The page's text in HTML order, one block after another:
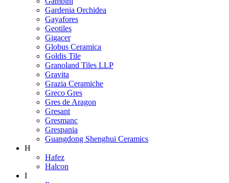
Gardenia Orchidea
Gayafores
Geotiles
Gigacer
Globus Ceramica
Goldis Tile
Granoland Tiles LLP
Gravita
Grazia Ceramiche
Greco Gres
Gres de Aragon
Gresant
Gresmanc
Grespania
Guangdong Shenghui Ceramics
H
Hafez
Halcon
I